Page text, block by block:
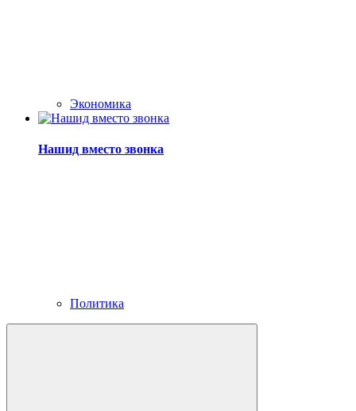
Экономика
Нашид вместо звонка
Политика